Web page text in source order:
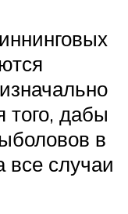
того, дабы
в
все случаи